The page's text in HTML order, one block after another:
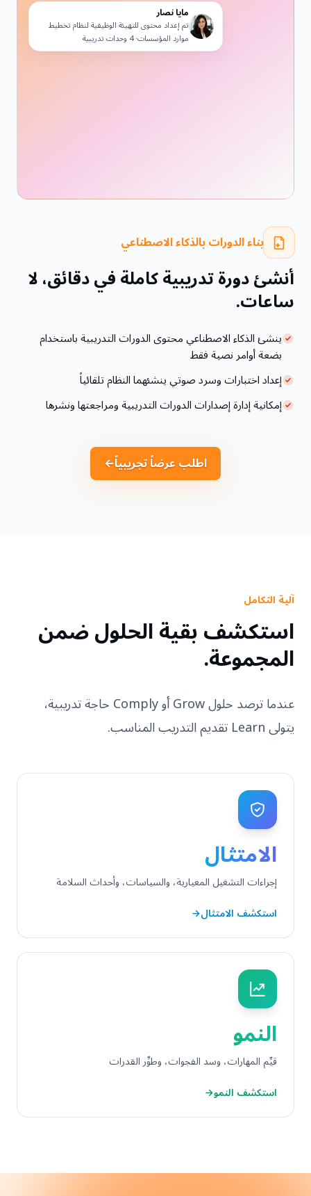
مايا نصار
تم إعداد محتوى للتهيئة الوظيفية لنظام تخطيط
موارد المؤسسات· 4 وحدات تدريبية
بناء الدورات بالذكاء الاصطناعي
أنشئ دورة تدريبية كاملة في دقائق، لا
ساعات.
ينشئ الذكاء الاصطناعي محتوى الدورات التدريبية باستخدام
بضعة أوامر نصية فقط
إعداد اختبارات وسرد صوتي ينشئهما النظام تلقائياً
إمكانية إدارة إصدارات الدورات التدريبية ومراجعتها ونشرها
اطلب عرضاً تجريبياً←
آلية التكامل
استكشف بقية الحلول ضمن
المجموعة.
عندما ترصد حلول Grow أو Comply حاجة تدريبية،
يتولى Learn تقديم التدريب المناسب.
الامتثال
إجراءات التشغيل المعيارية، والسياسات، وأحداث السلامة
استكشف الامتثال←
النمو
قيِّم المهارات، وسد الفجوات، وطوِّر القدرات
استكشف النمو←